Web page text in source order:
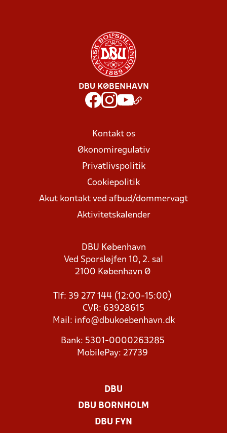
DBU KØBENHAVN
Kontakt os
Økonomiregulativ
Privatlivspolitik
Cookiepolitik
Akut kontakt ved afbud/dommervagt
Aktivitetskalender
DBU København
Ved Sporsløjfen 10, 2. sal
2100 København Ø
Tlf: 39 277 144 (12:00-15:00)
CVR: 63928615
Mail: info@dbukoebenhavn.dk
Bank: 5301-0000263285
MobilePay: 27739
DBU
DBU BORNHOLM
DBU FYN